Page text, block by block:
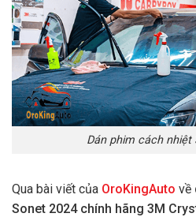
Dán phim cách nhiệt
Qua bài viết của OroKingAuto về
Sonet 2024 chính hãng 3M